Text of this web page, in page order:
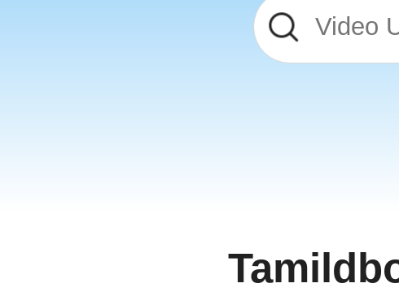
Türkçe
Malaysia
Việt Nam